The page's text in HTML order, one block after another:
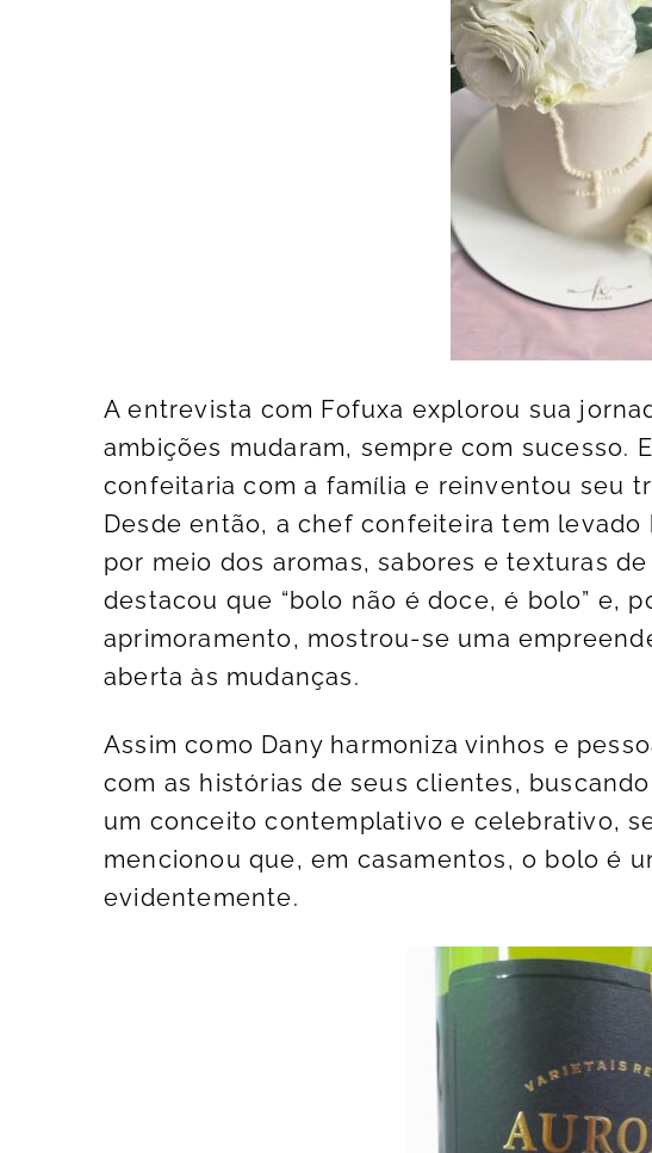
A entrevista com Fofuxa explorou sua
ambições mudaram, sempre com sucesso.
confeitaria com a família e reinventou seu
Desde então, a chef confeiteira tem levado
por meio dos aromas, sabores e texturas
destacou que “bolo não é doce, é bolo” e,
aprimoramento, mostrou-se uma
aberta às mudanças.
Assim como Dany harmoniza vinhos e
com as histórias de seus clientes,
um conceito contemplativo e celebrativo,
mencionou que, em casamentos, o bolo é
evidentemente.